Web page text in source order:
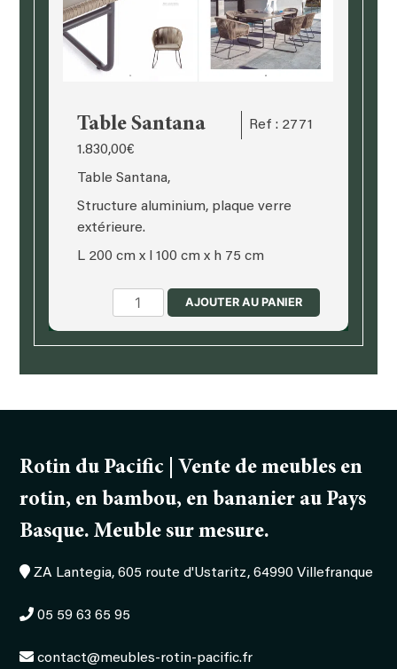
Table Santana
Ref : 2771
1.830,00€
Table Santana,
Structure aluminium, plaque verre
extérieure.
L 200 cm x l 100 cm x h 75 cm
quantité
de
AJOUTER AU PANIER
Rotin du Pacific | Vente de meubles en
rotin, en bambou, en bananier au Pays
Basque. Meuble sur mesure.
ZA Lantegia, 605 route d'Ustaritz, 64990 Villefranque
05 59 63 65 95
contact@meubles-rotin-pacific.fr